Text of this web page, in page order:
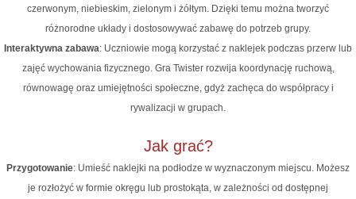
czerwonym, niebieskim, zielonym i żółtym. Dzięki temu można tworzyć
różnorodne układy i dostosowywać zabawę do potrzeb grupy.
Interaktywna zabawa: Uczniowie mogą korzystać z naklejek podczas przerw lub
zajęć wychowania fizycznego. Gra Twister rozwija koordynację ruchową,
równowagę oraz umiejętności społeczne, gdyż zachęca do współpracy i
rywalizacji w grupach.
Jak grać?
Przygotowanie: Umieść naklejki na podłodze w wyznaczonym miejscu. Możesz
je rozłożyć w formie okręgu lub prostokąta, w zależności od dostępnej